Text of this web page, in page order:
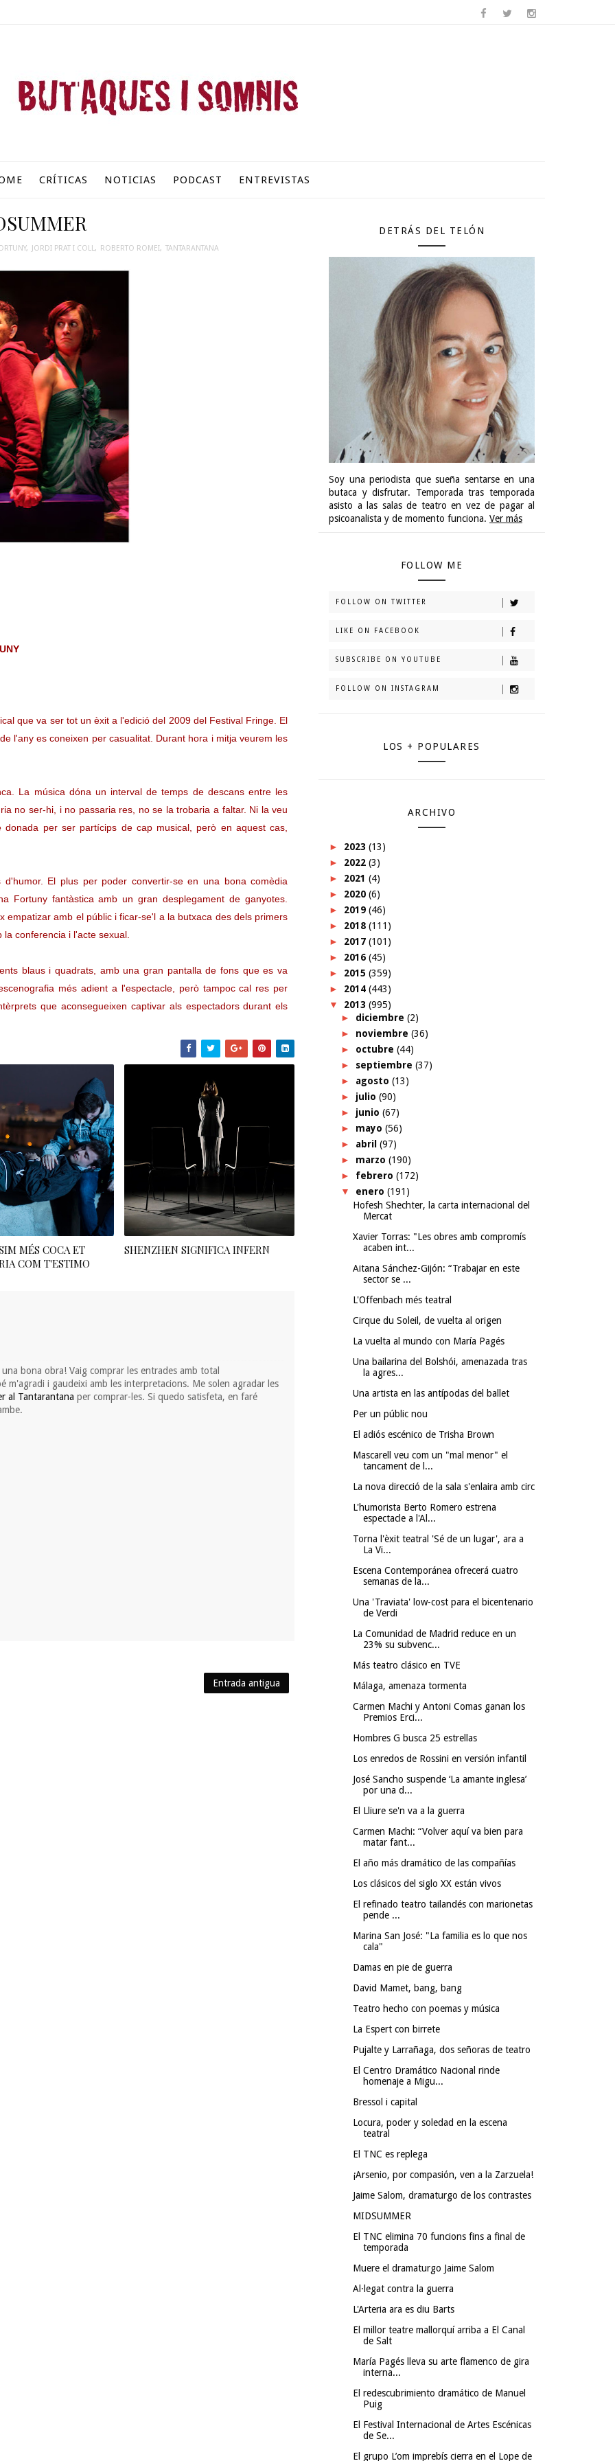
CRÍTICAS NOTICIAS PODCAST ENTREVISTAS
, JORDI PRAT I COLL, ROBERTO ROMEI, TANTARANTANA
que va ser tot un èxit a l'edició del 2009 del Festival Fringe. El
l'any es coneixen per casualitat. Durant hora i mitja veurem les
La música dóna un interval de temps de descans entre les
no ser-hi, i no passaria res, no se la trobaria a faltar. Ni la veu
per ser partícips de cap musical, però en aquest cas,
El plus per poder convertir-se en una bona comèdia
Fortuny fantàstica amb un gran desplegament de ganyotes.
empatizar amb el públic i ficar-se'l a la butxaca des dels primers
conferencia i l'acte sexual.
blaus i quadrats, amb una gran pantalla de fons que es va
més adient a l'espectacle, però tampoc cal res per
que aconsegueixen captivar als espectadors durant els
MÉS COCA ET
COM T'ESTIMO
SHENZHEN SIGNIFICA INFERN
bona obra! Vaig comprar les entrades amb total
m'agradi i gaudeixi amb les interpretacions. Me solen agradar les
al Tantarantana per comprar-les. Si quedo satisfeta, en faré
Entrada antigua
DETRÁS DEL TELÓN
Soy una periodista que sueña sentarse en una
butaca y disfrutar. Temporada tras temporada
asisto a las salas de teatro en vez de pagar al
psicoanalista y de momento funciona. Ver más
FOLLOW ME
FOLLOW ON TWITTER
LIKE ON FACEBOOK
SUBSCRIBE ON YOUTUBE
FOLLOW ON INSTAGRAM
LOS + POPULARES
ARCHIVO
► 2023 (13)
► 2022 (3)
► 2021 (4)
► 2020 (6)
► 2019 (46)
► 2018 (111)
► 2017 (101)
► 2016 (45)
► 2015 (359)
► 2014 (443)
▼ 2013 (995)
► diciembre (2)
► noviembre (36)
► octubre (44)
► septiembre (37)
► agosto (13)
► julio (90)
► junio (67)
► mayo (56)
► abril (97)
► marzo (190)
► febrero (172)
▼ enero (191)
Hofesh Shechter, la carta internacional del
Mercat
Xavier Torras: "Les obres amb compromís
acaben int...
Aitana Sánchez-Gijón: “Trabajar en este
sector se ...
L'Offenbach més teatral
Cirque du Soleil, de vuelta al origen
La vuelta al mundo con María Pagés
Una bailarina del Bolshói, amenazada tras
la agres...
Una artista en las antípodas del ballet
Per un públic nou
El adiós escénico de Trisha Brown
Mascarell veu com un "mal menor" el
tancament de l...
La nova direcció de la sala s'enlaira amb circ
L'humorista Berto Romero estrena
espectacle a l'Al...
Torna l'èxit teatral 'Sé de un lugar', ara a
La Vi...
Escena Contemporánea ofrecerá cuatro
semanas de la...
Una 'Traviata' low-cost para el bicentenario
de Verdi
La Comunidad de Madrid reduce en un
23% su subvenc...
Más teatro clásico en TVE
Málaga, amenaza tormenta
Carmen Machi y Antoni Comas ganan los
Premios Erci...
Hombres G busca 25 estrellas
Los enredos de Rossini en versión infantil
José Sancho suspende ‘La amante inglesa’
por una d...
El Lliure se'n va a la guerra
Carmen Machi: “Volver aquí va bien para
matar fant...
El año más dramático de las compañías
Los clásicos del siglo XX están vivos
El refinado teatro tailandés con marionetas
pende ...
Marina San José: "La familia es lo que nos
cala"
Damas en pie de guerra
David Mamet, bang, bang
Teatro hecho con poemas y música
La Espert con birrete
Pujalte y Larrañaga, dos señoras de teatro
El Centro Dramático Nacional rinde
homenaje a Migu...
Bressol i capital
Locura, poder y soledad en la escena
teatral
El TNC es replega
¡Arsenio, por compasión, ven a la Zarzuela!
Jaime Salom, dramaturgo de los contrastes
MIDSUMMER
El TNC elimina 70 funcions fins a final de
temporada
Muere el dramaturgo Jaime Salom
Al·legat contra la guerra
L'Arteria ara es diu Barts
El millor teatre mallorquí arriba a El Canal
de Salt
María Pagés lleva su arte flamenco de gira
interna...
El redescubrimiento dramático de Manuel
Puig
El Festival Internacional de Artes Escénicas
de Se...
El grupo L’om imprebís cierra en el Lope de